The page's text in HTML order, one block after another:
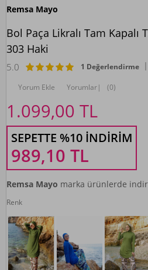
Remsa Mayo
Bol Paça Likralı Tam Kapalı
303 Haki
5.0 1 Değerlendirme
Yorum Ekle Yorumlar| (0)
1.099,00 TL
SEPETTE %10 İNDIRIM
989,10 TL
Remsa Mayo marka ürünlerde
Renk